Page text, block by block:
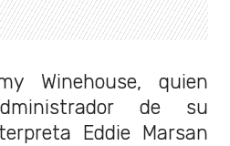
Winehouse, quien
de su
Eddie Marsan